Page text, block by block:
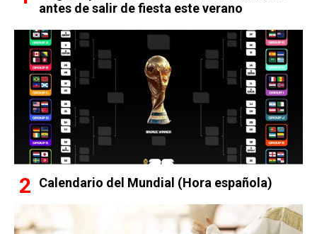
antes de salir de fiesta este verano
Calendario del Mundial (Hora española)